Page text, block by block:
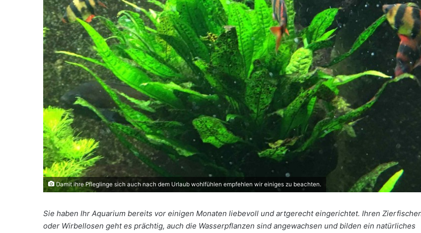
Damit ihre Pfleglinge sich auch nach dem Urlaub wohlfühlen empfehlen wir einiges zu beachten.
Sie haben Ihr Aquarium bereits vor einigen Monaten liebevoll und artgerecht eingerichtet. Ihren
oder Wirbellosen geht es prächtig, auch die Wasserpflanzen sind angewachsen und bilden ein natürliches